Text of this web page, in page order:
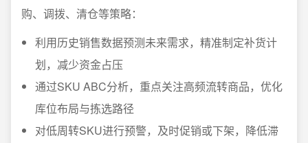
购、调拨、清仓等策略：
利用历史销售数据预测未来需求，精准制定补货计
划，减少资金占压
通过SKU ABC分析，重点关注高频流转商品，优化
库位布局与拣选路径
对低周转SKU进行预警，及时促销或下架，降低滞